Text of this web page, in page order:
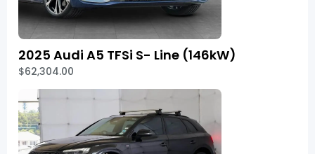
2025 Audi A5 TFSi S- Line (146kW)
$62,304.00